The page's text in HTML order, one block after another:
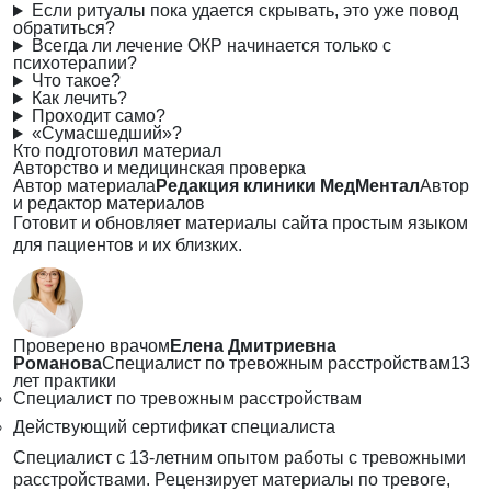
Если ритуалы пока удается скрывать, это уже повод
обратиться?
Всегда ли лечение ОКР начинается только с
психотерапии?
Что такое?
Как лечить?
Проходит само?
«Сумасшедший»?
Кто подготовил материал
Авторство и медицинская проверка
Автор материала Редакция клиники МедМенталАвтор
и редактор материалов
Готовит и обновляет материалы сайта простым языком
для пациентов и их близких.
Проверено врачом Елена Дмитриевна
РомановаСпециалист по тревожным расстройствам13
лет практики
Специалист по тревожным расстройствам
Действующий сертификат специалиста
Специалист с 13-летним опытом работы с тревожными
расстройствами. Рецензирует материалы по тревоге,